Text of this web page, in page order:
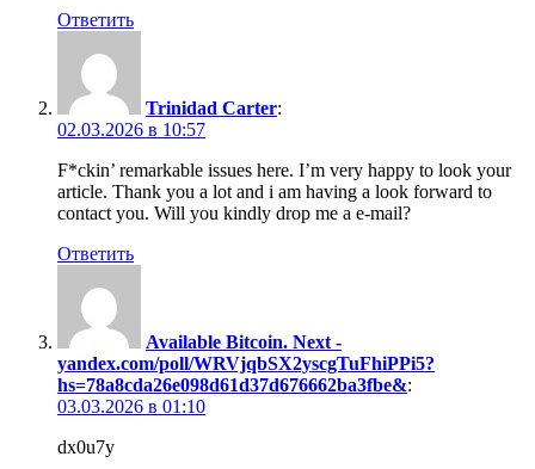
Ответить
Trinidad Carter:
02.03.2026 в 10:57
F*ckin’ remarkable issues here. I’m very happy to look your
article. Thank you a lot and i am having a look forward to
contact you. Will you kindly drop me a e-mail?
Ответить
Available Bitcoin. Next -
yandex.com/poll/WRVjqbSX2yscgTuFhiPPi5?
hs=78a8cda26e098d61d37d676662ba3fbe&:
03.03.2026 в 01:10
dx0u7y